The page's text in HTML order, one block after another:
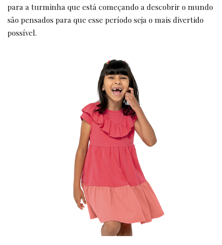
para a turminha que está começando a descobrir o mundo
são pensados para que esse período seja o mais divertido
possível.